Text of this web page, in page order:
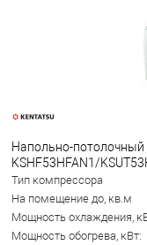
Напольно-потолочный
KSHF53HFAN1/
Тип компрессора
На помещение до, кв.м
Мощность охлаждения,
Мощность обогрева, кВт: